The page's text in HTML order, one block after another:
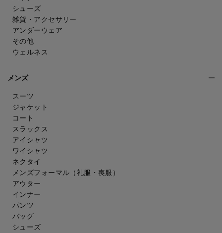
シューズ
雑貨・アクセサリー
アンダーウェア
その他
ウェルネス
メンズ
スーツ
ジャケット
コート
スラックス
アイシャツ
ワイシャツ
ネクタイ
メンズフォーマル （礼服・喪服）
アウター
インナー
パンツ
バッグ
シューズ